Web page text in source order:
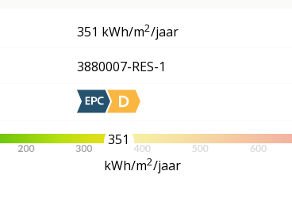
351 kWh/m2/jaar
3880007-RES-1
351
kWh/m2/jaar